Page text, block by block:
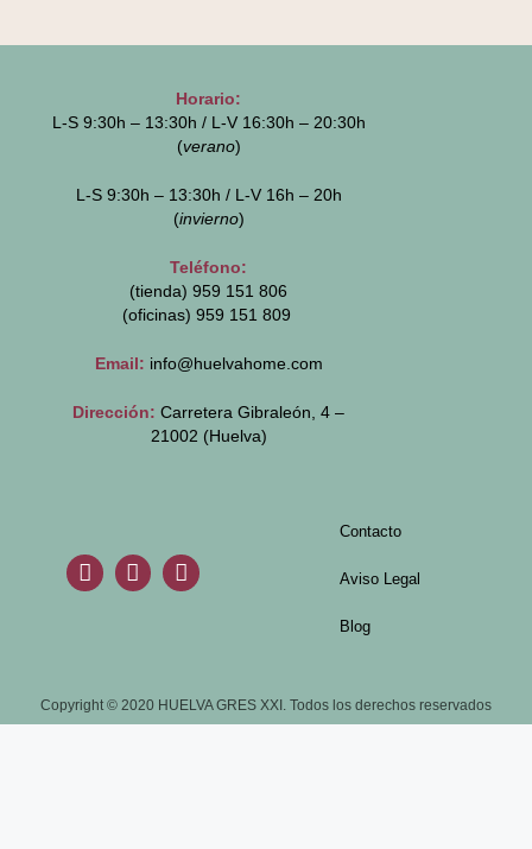
Horario:
L-S 9:30h – 13:30h / L-V 16:30h – 20:30h
(verano)
L-S 9:30h – 13:30h / L-V 16h – 20h
(invierno)
Teléfono:
(tienda) 959 151 806
(oficinas) 959 151 809
Email: info@huelvahome.com
Dirección: Carretera Gibraleón, 4 –
21002 (Huelva)
Contacto
Aviso Legal
Blog
Copyright © 2020 HUELVA GRES XXI. Todos los derechos reservados